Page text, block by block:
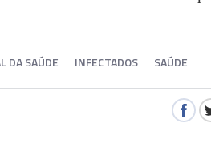
DA SAÚDE INFECTADOS SAÚDE